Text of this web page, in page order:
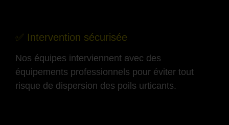
✅ Intervention sécurisée
Nos équipes interviennent avec des
équipements professionnels pour éviter tout
risque de dispersion des poils urticants.